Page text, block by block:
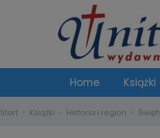
Home Książki
Start Książki Historia i region